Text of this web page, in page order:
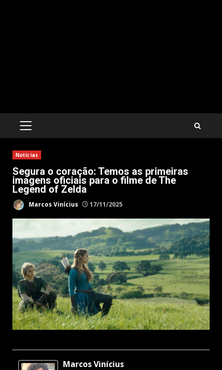
PRIMARY
Notícias
Segura o coração: Temos as primeiras
imagens oficiais para o filme de The
Legend of Zelda
Marcos Vinícius 17/11/2025
Marcos Vinícius